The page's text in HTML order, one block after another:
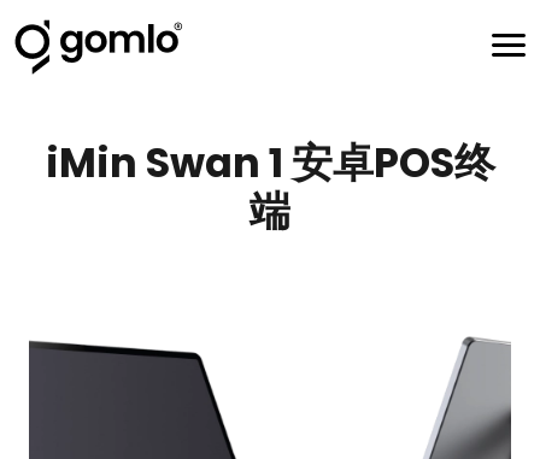
iMin Swan 1 安卓POS终
端